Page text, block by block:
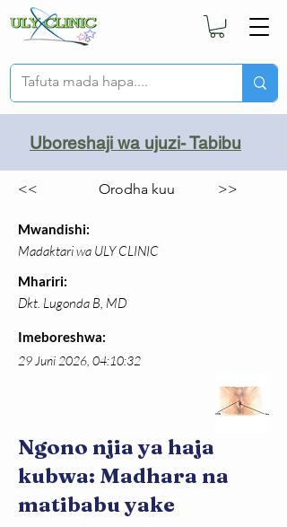
Uboreshaji wa ujuzi- Tabibu
<< Orodha kuu >>
Mwandishi:
Madaktari wa ULY CLINIC
Mhariri:
Dkt. Lugonda B, MD
Imeboreshwa:
29 Juni 2026, 04:10:32
Ngono njia ya haja
kubwa: Madhara na
matibabu yake